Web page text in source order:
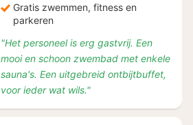
Gratis zwemmen, fitness en
parkeren
"Het personeel is erg gastvrij. Een
mooi en schoon zwembad met enkele
sauna's. Een uitgebreid ontbijtbuffet,
voor ieder wat wils."